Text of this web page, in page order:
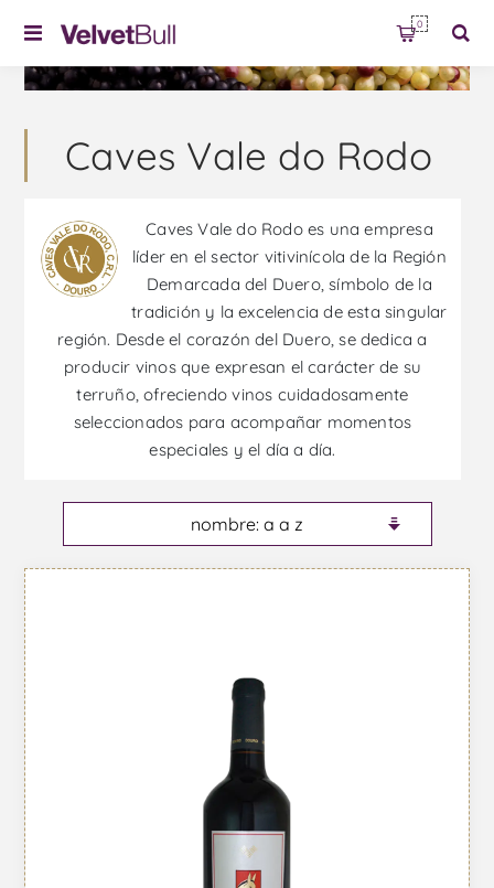
0
Caves Vale do Rodo
Caves Vale do Rodo es una empresa
líder en el sector vitivinícola de la Región
Demarcada del Duero, símbolo de la
tradición y la excelencia de esta singular
región. Desde el corazón del Duero, se dedica a
producir vinos que expresan el carácter de su
terruño, ofreciendo vinos cuidadosamente
seleccionados para acompañar momentos
especiales y el día a día.